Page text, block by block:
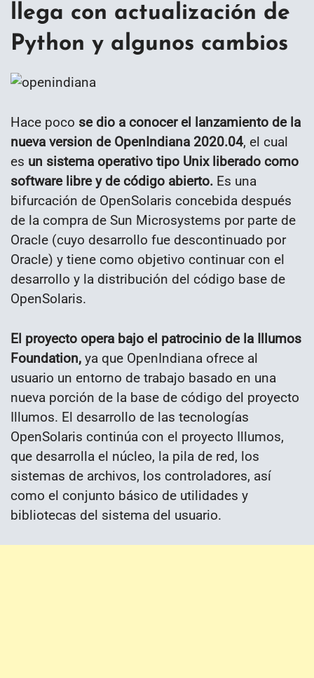
llega con actualización de
Python y algunos cambios
Hace poco se dio a conocer el lanzamiento de la
nueva version de OpenIndiana 2020.04, el cual
es un sistema operativo tipo Unix liberado como
software libre y de código abierto. Es una
bifurcación de OpenSolaris concebida después
de la compra de Sun Microsystems por parte de
Oracle (cuyo desarrollo fue descontinuado por
Oracle) y tiene como objetivo continuar con el
desarrollo y la distribución del código base de
OpenSolaris.
El proyecto opera bajo el patrocinio de la Illumos
Foundation, ya que OpenIndiana ofrece al
usuario un entorno de trabajo basado en una
nueva porción de la base de código del proyecto
Illumos. El desarrollo de las tecnologías
OpenSolaris continúa con el proyecto Illumos,
que desarrolla el núcleo, la pila de red, los
sistemas de archivos, los controladores, así
como el conjunto básico de utilidades y
bibliotecas del sistema del usuario.